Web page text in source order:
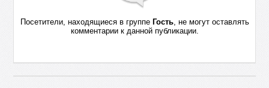
Посетители, находящиеся в группе Гость, не могут оставлять
комментарии к данной публикации.